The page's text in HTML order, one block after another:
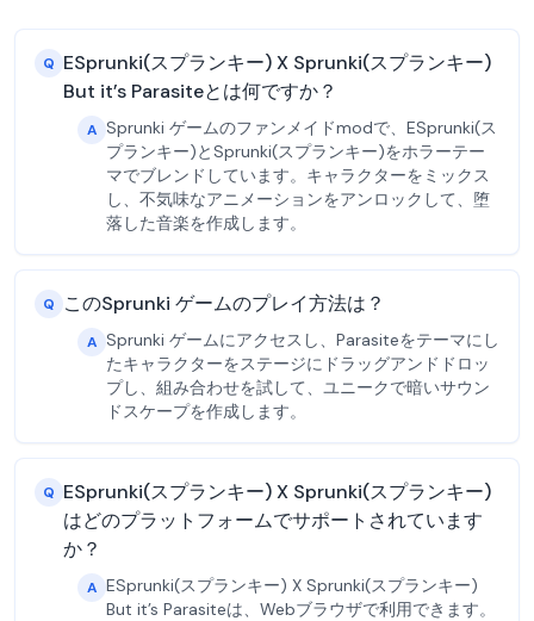
Q ESprunki(スプランキー) X Sprunki(スプランキー)
But it’s Parasiteとは何ですか？
A Sprunki ゲームのファンメイドmodで、ESprunki(ス
プランキー)とSprunki(スプランキー)をホラーテー
マでブレンドしています。キャラクターをミックス
し、不気味なアニメーションをアンロックして、堕
落した音楽を作成します。
Q このSprunki ゲームのプレイ方法は？
A Sprunki ゲームにアクセスし、Parasiteをテーマにし
たキャラクターをステージにドラッグアンドドロッ
プし、組み合わせを試して、ユニークで暗いサウン
ドスケープを作成します。
Q ESprunki(スプランキー) X Sprunki(スプランキー)
はどのプラットフォームでサポートされています
か？
A ESprunki(スプランキー) X Sprunki(スプランキー)
But it’s Parasiteは、Webブラウザで利用できます。